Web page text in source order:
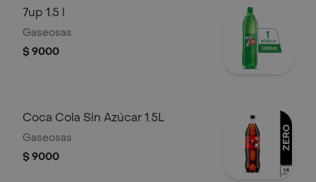
7up 1.5 l
Gaseosas
$ 9000
Coca Cola Sin Azúcar 1.5L
Gaseosas
$ 9000